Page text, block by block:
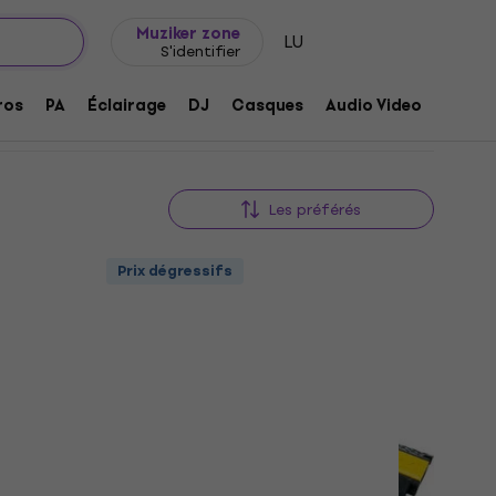
Muziker zone
S'identifier LU
PA Éclairage DJ Casques Audio Video
Les préférés
Prix dégressifs